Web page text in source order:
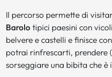
Il percorso permette di
Barolotipici paesini con
belvere e castelli e finisce
potrai rinfrescarti, prendere
sorseggiare una bibita che è